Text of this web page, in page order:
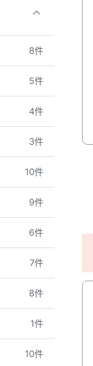
8件
5件
4件
3件
10件
9件
6件
7件
8件
1件
10件